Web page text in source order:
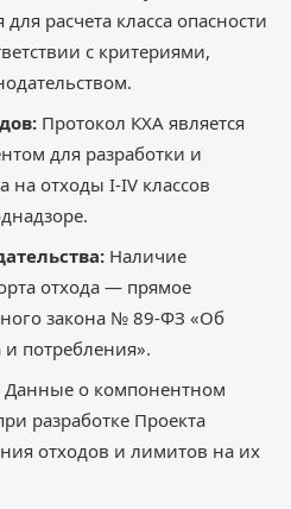
расчета класса опасности
с критериями,
Протокол КХА является
для разработки и
на отходы I-IV классов
Наличие
отхода — прямое
закона № 89-ФЗ «Об
и потребления».
Данные о компонентном
разработке Проекта
отходов и лимитов на их